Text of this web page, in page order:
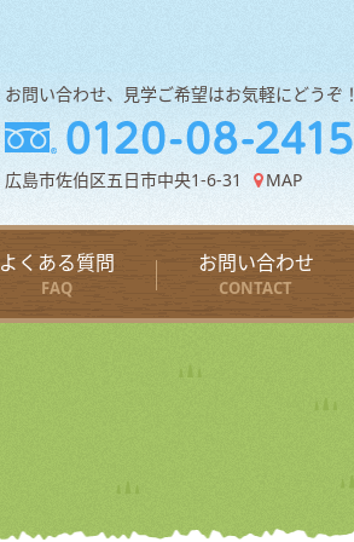
お問い合わせ、見学ご希望はお気軽にどうぞ！
広島市佐伯区五日市中央1-6-31 MAP
よくある質問
FAQ
お問い合わせ
CONTACT